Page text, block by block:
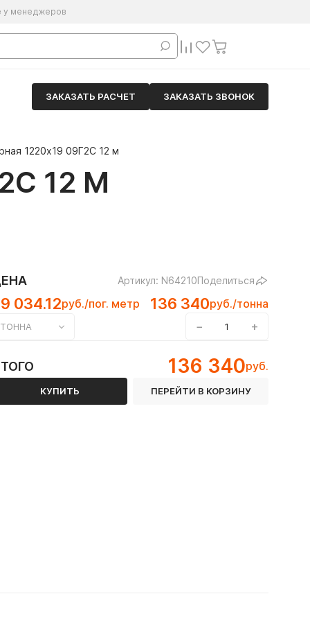
у менеджеров
ЗАКАЗАТЬ РАСЧЕТ ЗАКАЗАТЬ ЗВОНОК
1220х19 09Г2С 12 м
12 М
Артикул: N64210Поделиться
034.12руб./пог. метр 136 340руб./тонна
ТОННА − +
136 340руб.
КУПИТЬ ПЕРЕЙТИ В КОРЗИНУ